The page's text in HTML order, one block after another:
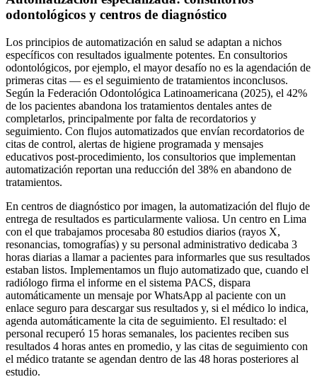
odontológicos y centros de diagnóstico
Los principios de automatización en salud se adaptan a nichos
específicos con resultados igualmente potentes. En consultorios
odontológicos, por ejemplo, el mayor desafío no es la agendación de
primeras citas — es el seguimiento de tratamientos inconclusos.
Según la Federación Odontológica Latinoamericana (2025), el 42%
de los pacientes abandona los tratamientos dentales antes de
completarlos, principalmente por falta de recordatorios y
seguimiento. Con flujos automatizados que envían recordatorios de
citas de control, alertas de higiene programada y mensajes
educativos post-procedimiento, los consultorios que implementan
automatización reportan una reducción del 38% en abandono de
tratamientos.
En centros de diagnóstico por imagen, la automatización del flujo de
entrega de resultados es particularmente valiosa. Un centro en Lima
con el que trabajamos procesaba 80 estudios diarios (rayos X,
resonancias, tomografías) y su personal administrativo dedicaba 3
horas diarias a llamar a pacientes para informarles que sus resultados
estaban listos. Implementamos un flujo automatizado que, cuando el
radiólogo firma el informe en el sistema PACS, dispara
automáticamente un mensaje por WhatsApp al paciente con un
enlace seguro para descargar sus resultados y, si el médico lo indica,
agenda automáticamente la cita de seguimiento. El resultado: el
personal recuperó 15 horas semanales, los pacientes reciben sus
resultados 4 horas antes en promedio, y las citas de seguimiento con
el médico tratante se agendan dentro de las 48 horas posteriores al
estudio.